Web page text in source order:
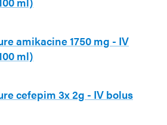
amikacine 1750 mg - IV
ml)
cefepim 3x 2g - IV bolus